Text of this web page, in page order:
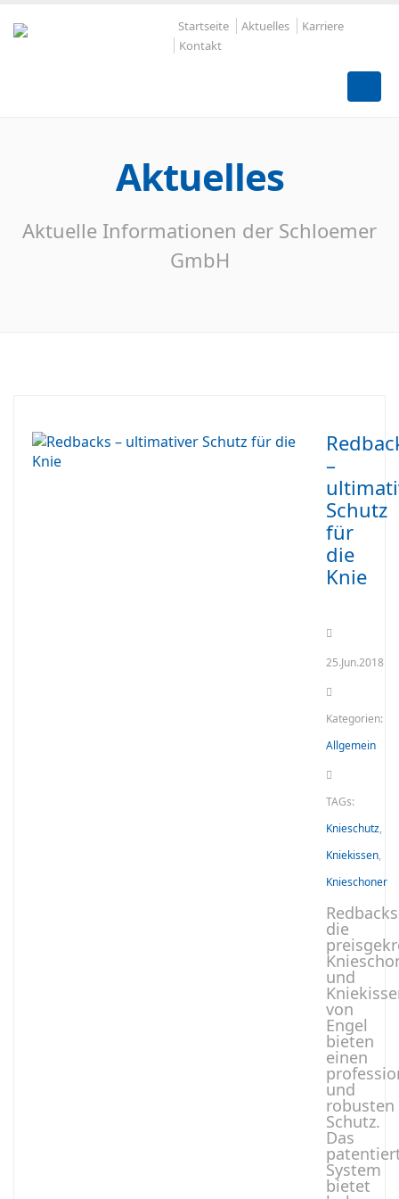
Startseite Aktuelles
Karriere
Kontakt
Aktuelles
Aktuelle Informationen der Schloemer
GmbH
–
Schutz
für
die
Knie
25.Jun.2018
Kategorien:
Allgemein
TAGs:
Knieschutz,
Kniekissen,
Knieschoner
die
und
von
Engel
bieten
einen
und
robusten
Schutz.
Das
System
bietet